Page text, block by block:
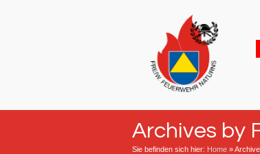
Archives by
Sie befinden sich hier: Home »